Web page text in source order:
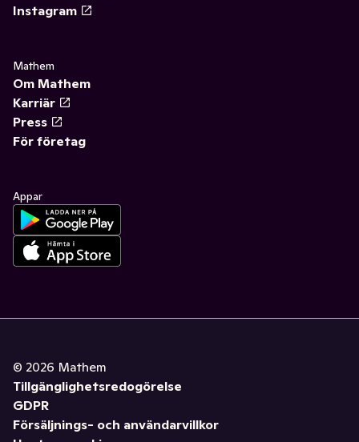
Instagram
Mathem
Om Mathem
Karriär
Press
För företag
Appar
© 2026 Mathem
Tillgänglighetsredogörelse
GDPR
Försäljnings- och användarvillkor